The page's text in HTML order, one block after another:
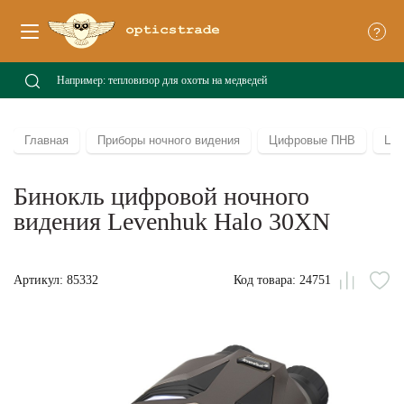
?
Главная Приборы ночного видения Цифровые ПНВ
Бинокль цифровой ночного
видения Levenhuk Halo 30XN
Артикул: 85332 Код товара: 24751